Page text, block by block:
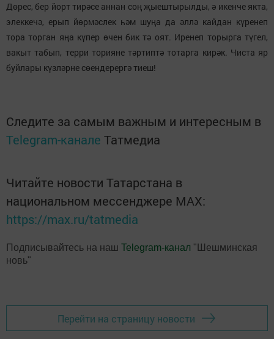
Дөрес, бер йорт тирәсе аннан соң җыештырылды, ә икенче якта,
элеккечә, ерып йөрмәслек һәм шуңа да әллә кайдан күренеп
тора торган яңа күпер өчен бик тә оят. Иренеп торырга түгел,
вакыт табып, терри торияне тәртиптә тотарга кирәк. Чиста яр
буйлары күзләрне сөендерергә тиеш!
Следите за самым важным и интересным в
Telegram-канале Татмедиа
Читайте новости Татарстана в
национальном мессенджере MАХ:
https://max.ru/tatmedia
Подписывайтесь на наш Telegram-канал "Шешминская
новь"
Перейти на страницу новости